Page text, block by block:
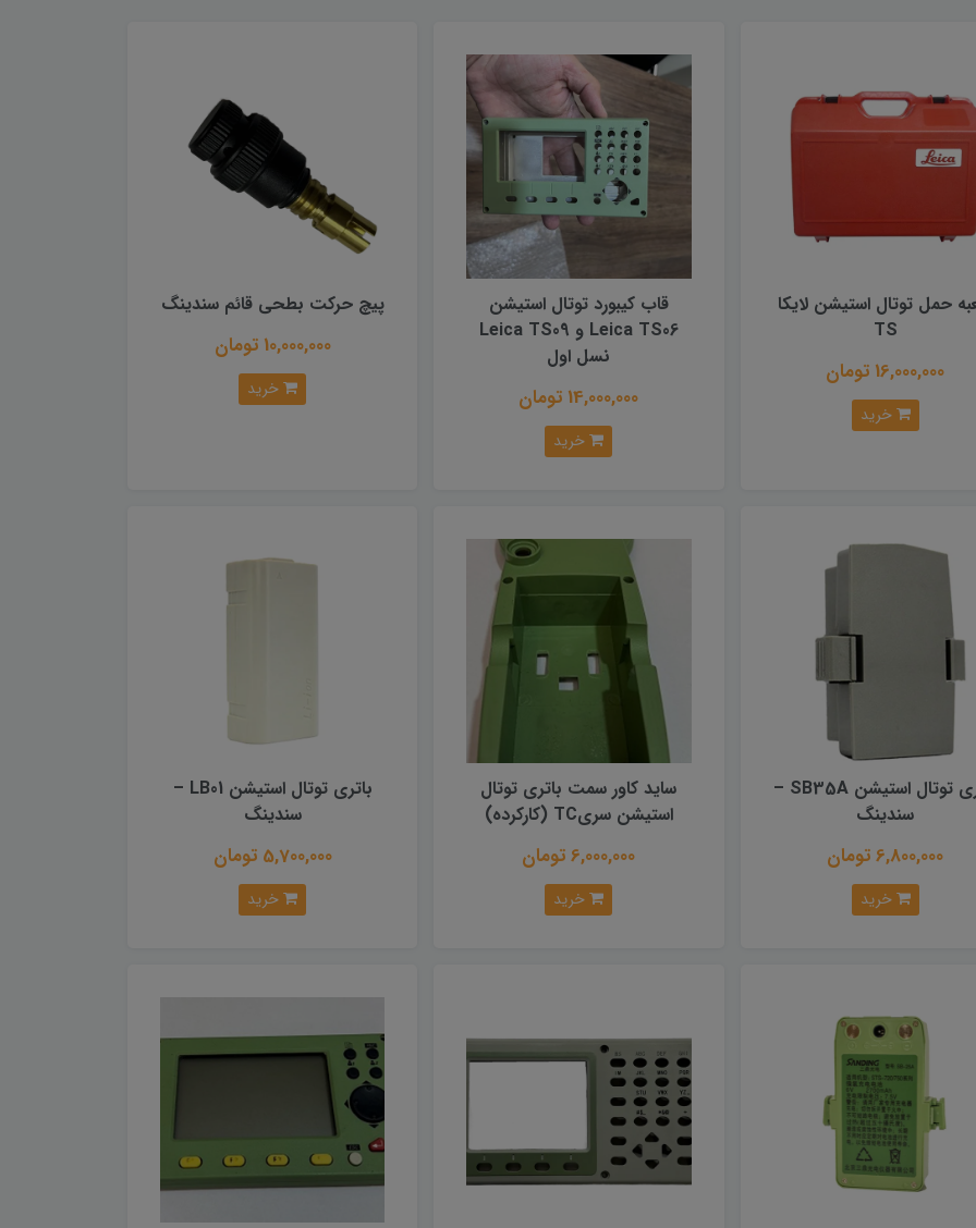
حمل توتال استیشن لایکا
TS
16,000,000 تومان
خرید
قاب کیبورد توتال استیشن
Leica TS06 و Leica TS09
نسل اول
14,000,000 تومان
خرید
پیچ حرکت بطحی قائم سندینگ
10,000,000 تومان
خرید
باتری توتال استیشن SB35A –
سندینگ
6,800,000 تومان
خرید
ساید کاور سمت باتری توتال
استیشن سریTC (کارکرده)
6,000,000 تومان
خرید
باتری توتال استیشن LB01 –
سندینگ
5,700,000 تومان
خرید